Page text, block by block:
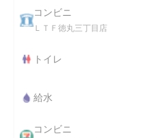
コンビニ
ＬＴＦ徳丸三丁目店
トイレ
給水
コンビニ